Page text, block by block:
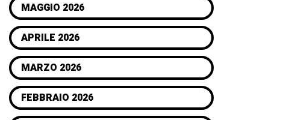
MAGGIO 2026
APRILE 2026
MARZO 2026
FEBBRAIO 2026